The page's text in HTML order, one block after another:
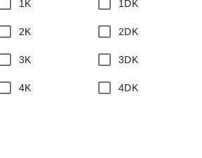
1K 1DK
2K 2DK
3K 3DK
4K 4DK